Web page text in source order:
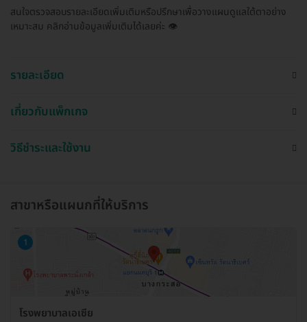
สนใจตรวจสอบรายละเอียดเพิ่มเติมหรือปรึกษาเพื่อวางแผนดูแลใต้ตาอย่าง
เหมาะสม คลิกอ่านข้อมูลเพิ่มเติมได้เลยค่ะ 👁️
รายละเอียด
เกี่ยวกับแพ็กเกจ
วิธีชำระและใช้งาน
สาขาหรือแผนกที่ให้บริการ
1
โรงพยาบาลเอเซีย